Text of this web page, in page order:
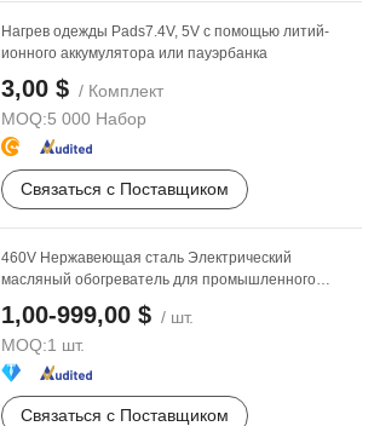
Нагрев одежды Pads7.4V, 5V с помощью литий-
ионного аккумулятора или пауэрбанка
3,00 $ / Комплект
MOQ:5 000 Набор
Связаться с Поставщиком
460V Нержавеющая сталь Электрический
масляный обогреватель для промышленного
1,00-999,00 $ / шт.
MOQ:1 шт.
Связаться с Поставщиком